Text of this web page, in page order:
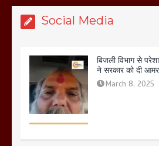
Social Media
बिजली विभाग से
ने सरकार को दी
March 8, 2025